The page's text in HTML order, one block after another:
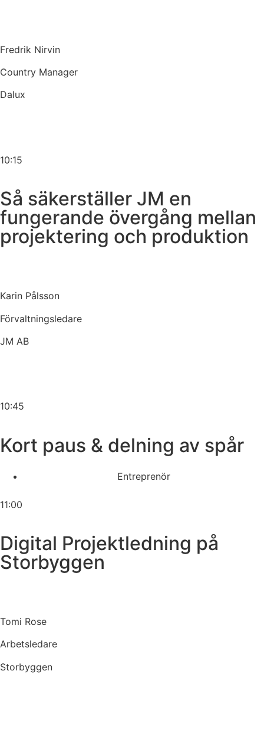
Fredrik Nirvin
Country Manager
Dalux
10:15
Så säkerställer JM en
fungerande övergång mellan
projektering och produktion
Karin Pålsson
Förvaltningsledare
JM AB
10:45
Kort paus & delning av spår
Entreprenör
11:00
Digital Projektledning på
Storbyggen
Tomi Rose
Arbetsledare
Storbyggen